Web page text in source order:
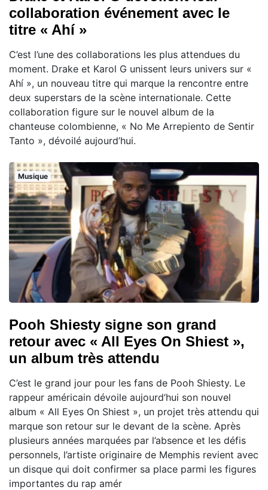
collaboration événement avec le
titre « Ahí »
C’est l’une des collaborations les plus attendues du
moment. Drake et Karol G unissent leurs univers sur «
Ahí », un nouveau titre qui marque la rencontre entre
deux superstars de la scène internationale. Cette
collaboration figure sur le nouvel album de la
chanteuse colombienne, « No Me Arrepiento de Sentir
Tanto », dévoilé aujourd’hui.
Musique
Pooh Shiesty signe son grand
retour avec « All Eyes On Shiest »,
un album très attendu
C’est le grand jour pour les fans de Pooh Shiesty. Le
rappeur américain dévoile aujourd’hui son nouvel
album « All Eyes On Shiest », un projet très attendu qui
marque son retour sur le devant de la scène. Après
plusieurs années marquées par l’absence et les défis
personnels, l’artiste originaire de Memphis revient avec
un disque qui doit confirmer sa place parmi les figures
importantes du rap amér